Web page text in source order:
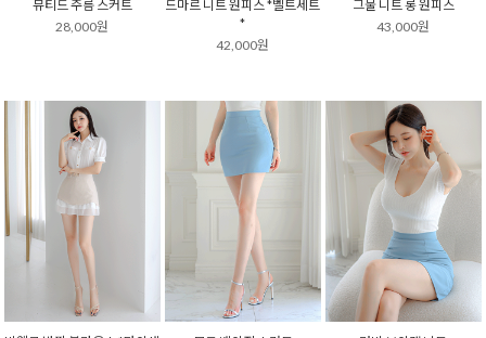
뮤티드 주름 스커트
28,000원
드마르 니트 원피스 *벨트세트
*
42,000원
그물 니트 롱 원피스
43,000원